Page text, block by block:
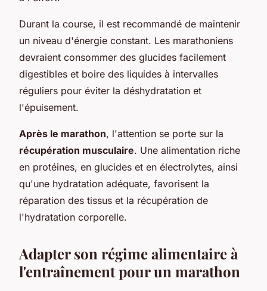
Durant la course, il est recommandé de maintenir
un niveau d'énergie constant. Les marathoniens
devraient consommer des glucides facilement
digestibles et boire des liquides à intervalles
réguliers pour éviter la déshydratation et
l'épuisement.
Après le marathon, l'attention se porte sur la
récupération musculaire. Une alimentation riche
en protéines, en glucides et en électrolytes, ainsi
qu'une hydratation adéquate, favorisent la
réparation des tissus et la récupération de
l'hydratation corporelle.
Adapter son régime alimentaire à
l'entraînement pour un marathon